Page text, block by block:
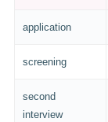
application
screening
second
interview